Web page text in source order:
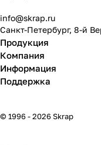
info@skrap.ru
Санкт-Петербург, 8-й
Продукция
Компания
Информация
Поддержка
© 1996 - 2026 Skrap